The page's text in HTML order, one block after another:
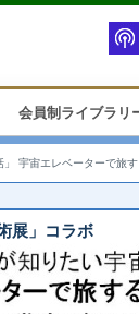
会員制ライブラリ
宇宙エレベーターで旅
展」コラボ